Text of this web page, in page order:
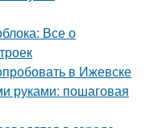
Все о
в Ижевске
руками: пошаговая